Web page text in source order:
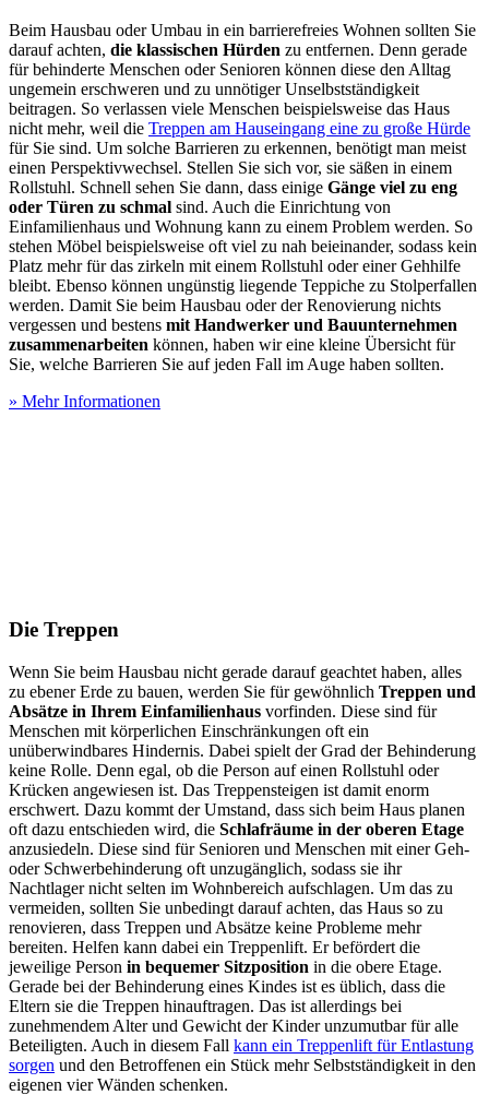
Beim Hausbau oder Umbau in ein barrierefreies Wohnen sollten Sie
darauf achten, die klassischen Hürden zu entfernen. Denn gerade
für behinderte Menschen oder Senioren können diese den Alltag
ungemein erschweren und zu unnötiger Unselbstständigkeit
beitragen. So verlassen viele Menschen beispielsweise das Haus
nicht mehr, weil die Treppen am Hauseingang eine zu große Hürde
für Sie sind. Um solche Barrieren zu erkennen, benötigt man meist
einen Perspektivwechsel. Stellen Sie sich vor, sie säßen in einem
Rollstuhl. Schnell sehen Sie dann, dass einige Gänge viel zu eng
oder Türen zu schmal sind. Auch die Einrichtung von
Einfamilienhaus und Wohnung kann zu einem Problem werden. So
stehen Möbel beispielsweise oft viel zu nah beieinander, sodass kein
Platz mehr für das zirkeln mit einem Rollstuhl oder einer Gehhilfe
bleibt. Ebenso können ungünstig liegende Teppiche zu Stolperfallen
werden. Damit Sie beim Hausbau oder der Renovierung nichts
vergessen und bestens mit Handwerker und Bauunternehmen
zusammenarbeiten können, haben wir eine kleine Übersicht für
Sie, welche Barrieren Sie auf jeden Fall im Auge haben sollten.
» Mehr Informationen
Die Treppen
Wenn Sie beim Hausbau nicht gerade darauf geachtet haben, alles
zu ebener Erde zu bauen, werden Sie für gewöhnlich Treppen und
Absätze in Ihrem Einfamilienhaus vorfinden. Diese sind für
Menschen mit körperlichen Einschränkungen oft ein
unüberwindbares Hindernis. Dabei spielt der Grad der Behinderung
keine Rolle. Denn egal, ob die Person auf einen Rollstuhl oder
Krücken angewiesen ist. Das Treppensteigen ist damit enorm
erschwert. Dazu kommt der Umstand, dass sich beim Haus planen
oft dazu entschieden wird, die Schlafräume in der oberen Etage
anzusiedeln. Diese sind für Senioren und Menschen mit einer Geh-
oder Schwerbehinderung oft unzugänglich, sodass sie ihr
Nachtlager nicht selten im Wohnbereich aufschlagen. Um das zu
vermeiden, sollten Sie unbedingt darauf achten, das Haus so zu
renovieren, dass Treppen und Absätze keine Probleme mehr
bereiten. Helfen kann dabei ein Treppenlift. Er befördert die
jeweilige Person in bequemer Sitzposition in die obere Etage.
Gerade bei der Behinderung eines Kindes ist es üblich, dass die
Eltern sie die Treppen hinauftragen. Das ist allerdings bei
zunehmendem Alter und Gewicht der Kinder unzumutbar für alle
Beteiligten. Auch in diesem Fall kann ein Treppenlift für Entlastung
sorgen und den Betroffenen ein Stück mehr Selbstständigkeit in den
eigenen vier Wänden schenken.